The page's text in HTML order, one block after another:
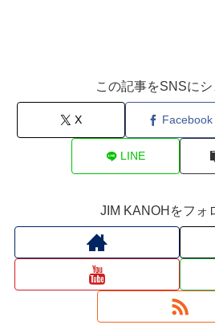
この記事をSNSにシ
X Facebook
LINE
JIM KANOHをフォ